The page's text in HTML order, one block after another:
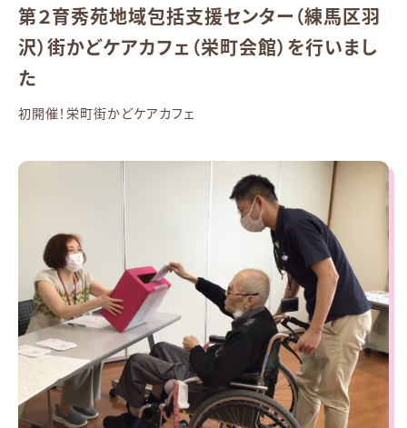
第２育秀苑地域包括支援センター（練馬区羽
沢）街かどケアカフェ（栄町会館）を行いまし
た
初開催！栄町街かどケアカフェ